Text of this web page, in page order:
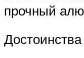
прочный
Достоинства